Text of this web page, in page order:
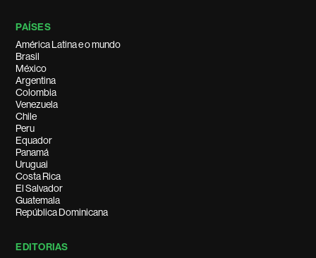
PAÍSES
América Latina e o mundo
Brasil
México
Argentina
Colombia
Venezuela
Chile
Peru
Equador
Panamá
Uruguai
Costa Rica
El Salvador
Guatemala
República Dominicana
EDITORIAS